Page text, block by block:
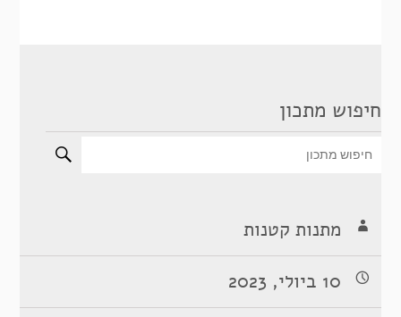
חיפוש מתכון
מתנות קטנות
10 ביולי, 2023